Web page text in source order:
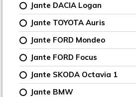
Jante DACIA Logan
Jante TOYOTA Auris
Jante FORD Mondeo
Jante FORD Focus
Jante SKODA Octavia 1
Jante BMW